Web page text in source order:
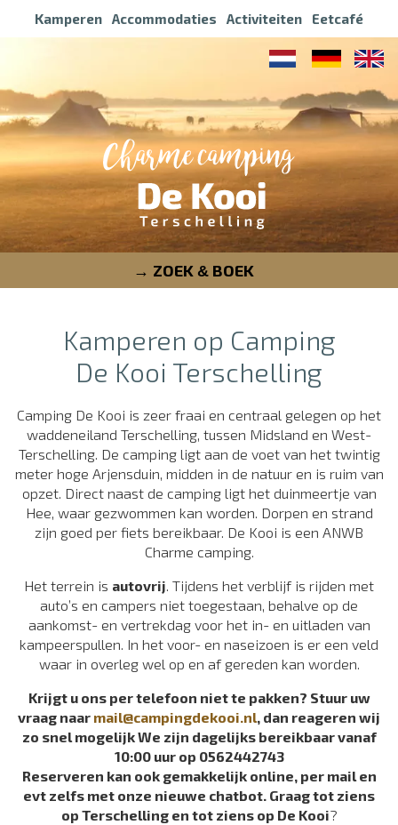
Kamperen Accommodaties Activiteiten Eetcafé
ZOEK & BOEK
Kamperen op Camping
De Kooi Terschelling
Camping De Kooi is zeer fraai en centraal gelegen op het
waddeneiland Terschelling, tussen Midsland en West-
Terschelling. De camping ligt aan de voet van het twintig
meter hoge Arjensduin, midden in de natuur en is ruim van
opzet. Direct naast de camping ligt het duinmeertje van
Hee, waar gezwommen kan worden. Dorpen en strand
zijn goed per fiets bereikbaar. De Kooi is een ANWB
Charme camping.
Het terrein is autovrij. Tijdens het verblijf is rijden met
auto’s en campers niet toegestaan, behalve op de
aankomst- en vertrekdag voor het in- en uitladen van
kampeerspullen. In het voor- en naseizoen is er een veld
waar in overleg wel op en af gereden kan worden.
Krijgt u ons per telefoon niet te pakken? Stuur uw
vraag naar mail@campingdekooi.nl, dan reageren wij
zo snel mogelijk We zijn dagelijks bereikbaar vanaf
10:00 uur op 0562442743
Reserveren kan ook gemakkelijk online, per mail en
evt zelfs met onze nieuwe chatbot. Graag tot ziens
op Terschelling en tot ziens op De Kooi?